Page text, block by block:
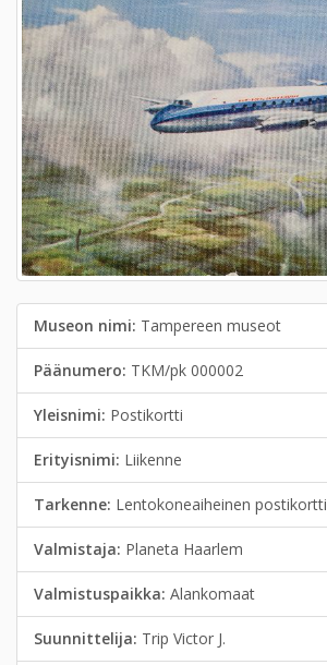
Museon nimi: Tampereen museot
Päänumero: TKM/pk 000002
Yleisnimi: Postikortti
Erityisnimi: Liikenne
Tarkenne: Lentokoneaiheinen postikortti
Valmistaja: Planeta Haarlem
Valmistuspaikka: Alankomaat
Suunnittelija: Trip Victor J.